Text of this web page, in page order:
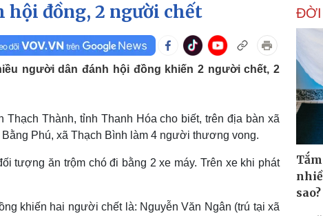
Infographic
thể thao
Ô tô - Xe máy
Tư vấn
Doanh nghiệp
Thông tin
Doanh nghiệp
Doanh nhân
Giải trí
Thời trang
Du lịch
hội đồng, 2 người chết
người dân đánh hội đồng khiến 2 người chết, 2
Thành, tỉnh Thanh Hóa cho biết, trên địa bàn xã
Phú, xã Thạch Bình làm 4 người thương vong.
tượng ăn trộm chó đi bằng 2 xe máy. Trên xe khi phát
khiến hai người chết là: Nguyễn Văn Ngân (trú tại xã
ĐỜI
sao?